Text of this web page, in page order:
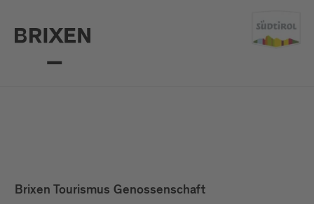
Brixen Tourismus Genossenschaft